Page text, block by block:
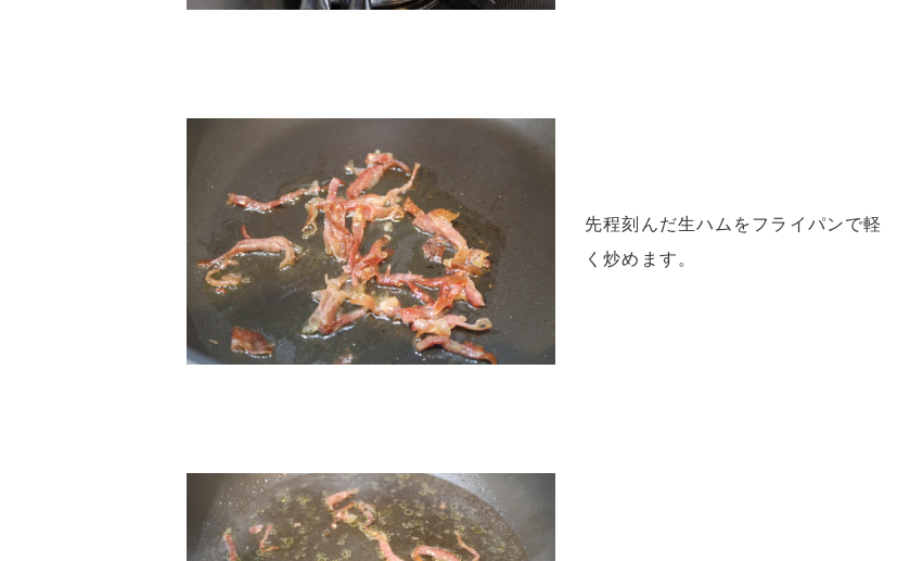
先程刻んだ生ハムをフライパンで軽
く炒めます。